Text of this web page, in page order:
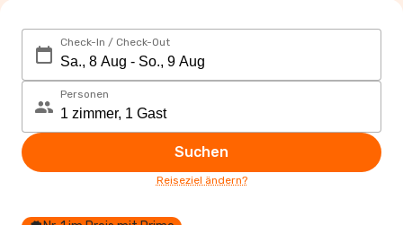
Check-In / Check-Out
Personen
Suchen
Reiseziel ändern?